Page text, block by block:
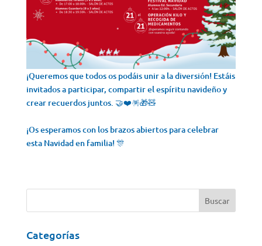
¡Queremos que todos os podáis unir a la diversión! Estáis
invitados a participar, compartir el espíritu navideño y
crear recuerdos juntos. 🤝❤️🪅🎁🧸
¡Os esperamos con los brazos abiertos para celebrar
esta Navidad en familia! 🎊
Categorías